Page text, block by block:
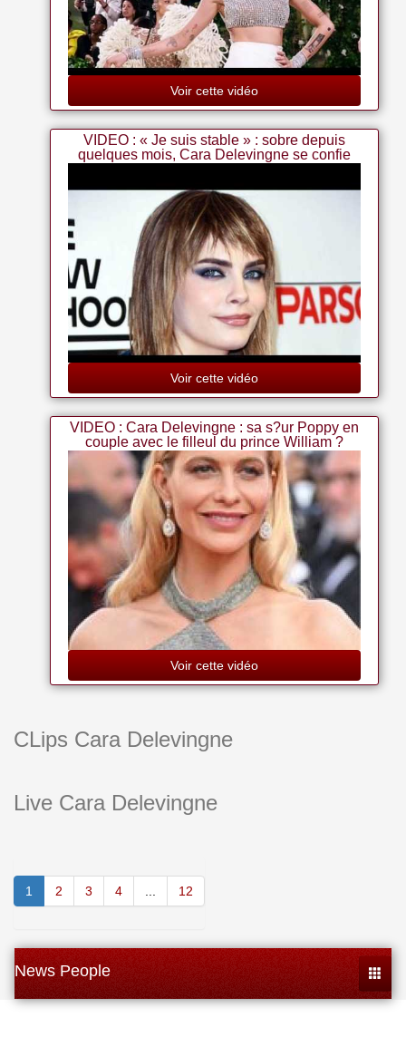
Voir cette vidéo
VIDEO : « Je suis stable » : sobre depuis
quelques mois, Cara Delevingne se confie
Voir cette vidéo
VIDEO : Cara Delevingne : sa s?ur Poppy en
couple avec le filleul du prince William ?
Voir cette vidéo
CLips Cara Delevingne
Live Cara Delevingne
1 2 3 4 12
News People